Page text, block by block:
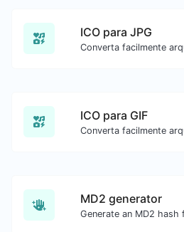
ICO para JPG
ICO para GIF
MD2 generator